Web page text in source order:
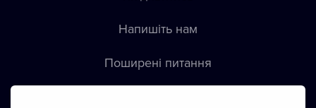
Напишіть нам
Пoширені питання